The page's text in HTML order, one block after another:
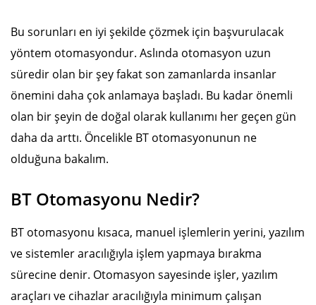
Bu sorunları en iyi şekilde çözmek için başvurulacak
yöntem otomasyondur. Aslında otomasyon uzun
süredir olan bir şey fakat son zamanlarda insanlar
önemini daha çok anlamaya başladı. Bu kadar önemli
olan bir şeyin de doğal olarak kullanımı her geçen gün
daha da arttı. Öncelikle BT otomasyonunun ne
olduğuna bakalım.
BT Otomasyonu Nedir?
BT otomasyonu kısaca, manuel işlemlerin yerini, yazılım
ve sistemler aracılığıyla işlem yapmaya bırakma
sürecine denir. Otomasyon sayesinde işler, yazılım
araçları ve cihazlar aracılığıyla minimum çalışan